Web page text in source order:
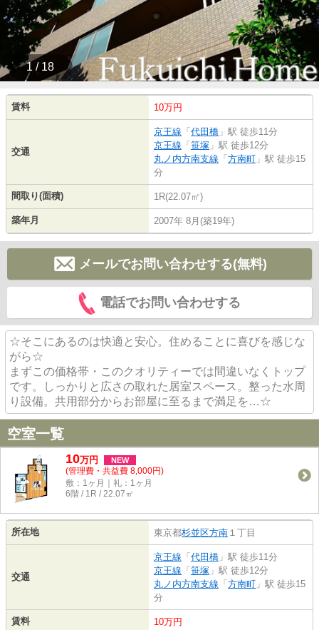
1 / 18
賃料 10万円
交通
京王線 「 代田橋 」駅 徒歩11分
京王線 「 笹塚 」駅 徒歩12分
丸ノ内方南支線 「 方南町 」駅 徒歩15
分
間取り(面積) 1R(22.07㎡)
築年月 2007年 8月(築19年)
メールでお問い合わせする(無料)
電話でお問い合わせする
☆そこにあるのは快適と安心。住めることに喜びを感じな
がら☆
まずこの価格帯・このクオリティーでは間違いなくトップ
です。しっかりと広さの取れた居室スペース。整った水周
り設備。共用部分からお部屋に至るまで満足を…☆
空室一覧
10万円 NEW
(管理費・共益費 8,000円)
敷：1ヶ月｜礼：1ヶ月
6階 / 1R / 22.07㎡
所在地 東京都杉並区方南 １丁目
交通
京王線 「 代田橋 」駅 徒歩11分
京王線 「 笹塚 」駅 徒歩12分
丸ノ内方南支線 「 方南町 」駅 徒歩15
分
賃料 10万円